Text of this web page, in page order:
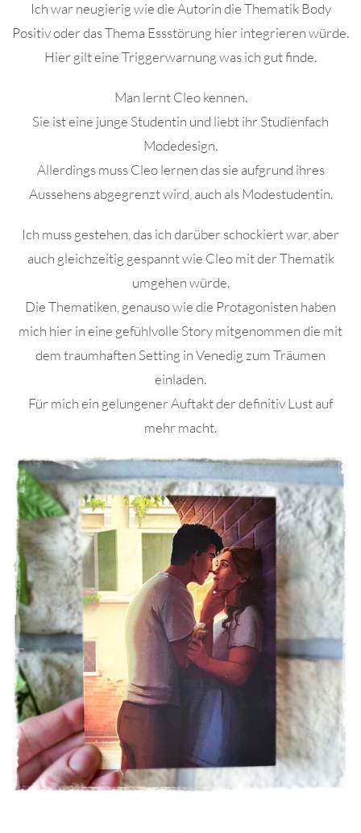
Ich war neugierig wie die Autorin die Thematik Body
Positiv oder das Thema Essstörung hier integrieren würde.
Hier gilt eine Triggerwarnung was ich gut finde.
Man lernt Cleo kennen.
Sie ist eine junge Studentin und liebt ihr Studienfach
Modedesign.
Allerdings muss Cleo lernen das sie aufgrund ihres
Aussehens abgegrenzt wird, auch als Modestudentin.
Ich muss gestehen, das ich darüber schockiert war, aber
auch gleichzeitig gespannt wie Cleo mit der Thematik
umgehen würde.
Die Thematiken, genauso wie die Protagonisten haben
mich hier in eine gefühlvolle Story mitgenommen die mit
dem traumhaften Setting in Venedig zum Träumen
einladen.
Für mich ein gelungener Auftakt der definitiv Lust auf
mehr macht.